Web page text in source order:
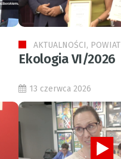
AKTUALNOŚCI, POWIAT
Ekologia VI/2026
13 czerwca 2026